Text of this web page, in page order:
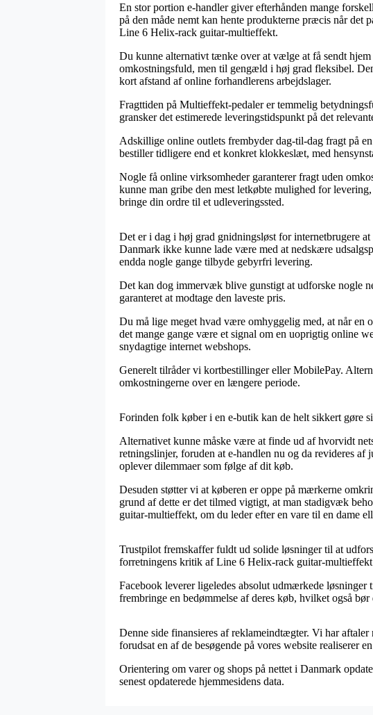
En stor portion e-handler giver efterhånden mange
på den måde nemt kan hente produkterne præcis når det
Line 6 Helix-rack guitar-multieffekt.
Du kunne alternativt tænke over at vælge at få sendt
omkostningsfuld, men til gengæld i høj grad fleksibel.
kort afstand af online forhandlerens arbejdslager.
Fragttiden på Multieffekt-pedaler er temmelig
gransker det estimerede leveringstidspunkt på det
Adskillige online outlets frembyder dag-til-dag fragt på
bestiller tidligere end et konkret klokkeslæt, med
Nogle få online virksomheder garanterer fragt uden
kunne man gribe den mest letkøbte mulighed for
bringe din ordre til et udleveringssted.
Det er i dag i høj grad gnidningsløst for internetbrugere
Danmark ikke kunne lade være med at nedskære
endda nogle gange tilbyde gebyrfri levering.
Det kan dog immervæk blive gunstigt at udforske nogle
garanteret at modtage den laveste pris.
Du må lige meget hvad være omhyggelig med, at når en
det mange gange være et signal om en uoprigtig online
snydagtige internet webshops.
Generelt tilråder vi kortbestillinger eller MobilePay.
omkostningerne over en længere periode.
Forinden folk køber i en e-butik kan de helt sikkert gøre
Alternativet kunne måske være at finde ud af hvorvidt
retningslinjer, foruden at e-handlen nu og da revideres
oplever dilemmaer som følge af dit køb.
Desuden støtter vi at køberen er oppe på mærkerne
grund af dette er det tilmed vigtigt, at man stadigvæk
guitar-multieffekt, om du leder efter en vare til en dame
Trustpilot fremskaffer fuldt ud solide løsninger til at
forretningens kritik af Line 6 Helix-rack guitar-
Facebook leverer ligeledes absolut udmærkede
frembringe en bedømmelse af deres køb, hvilket også
Denne side finansieres af reklameindtægter. Vi har
forudsat en af de besøgende på vores website realiserer
Orientering om varer og shops på nettet i Danmark
senest opdaterede hjemmesidens data.